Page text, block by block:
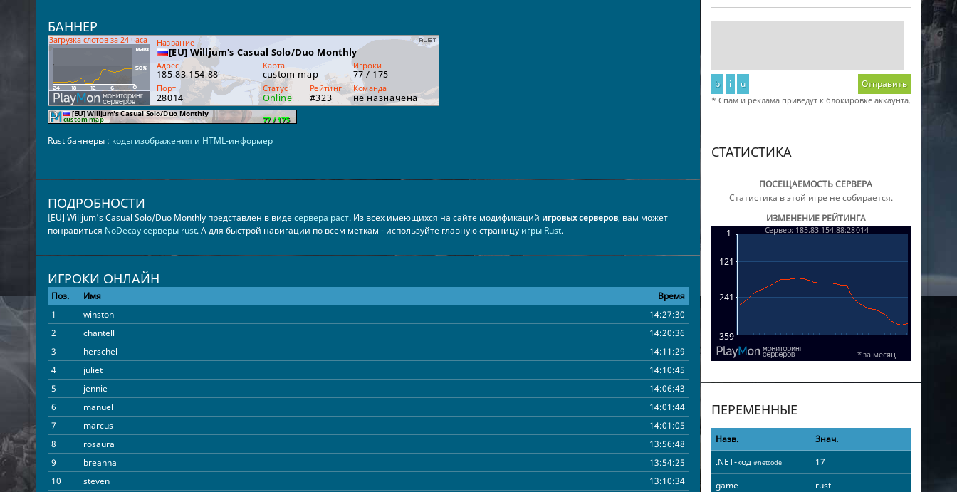
БАННЕР
Rust баннеры : коды изображения и HTML-информер
ПОДРОБНОСТИ
[EU] Willjum's Casual Solo/Duo Monthly представлен в видесервера раст. Из всех имеющихся на сайте модификаций игровых серверов, вам может
понравиться NoDecay серверы rust. А для быстрой навигации по всем меткам - используйте главную страницу игры Rust.
ИГРОКИ ОНЛАЙН
Поз. Имя
Время
1
winston
14:27:30
2
chantell
14:20:36
3
herschel
14:11:29
4
juliet
14:10:45
5
jennie
14:06:43
6
manuel
14:01:44
7
marcus
14:01:05
8
rosaura
13:56:48
9
breanna
13:54:25
10
steven
13:10:34
b i u Отправить
* Спам и реклама приведут к блокировке аккаунта.
СТАТИСТИКА
ПОСЕЩАЕМОСТЬ СЕРВЕРА
Статистика в этой игре не собирается.
ИЗМЕНЕНИЕ РЕЙТИНГА
ПЕРЕМЕННЫЕ
Назв.
Знач.
.NET-код #netcode
17
game
rust